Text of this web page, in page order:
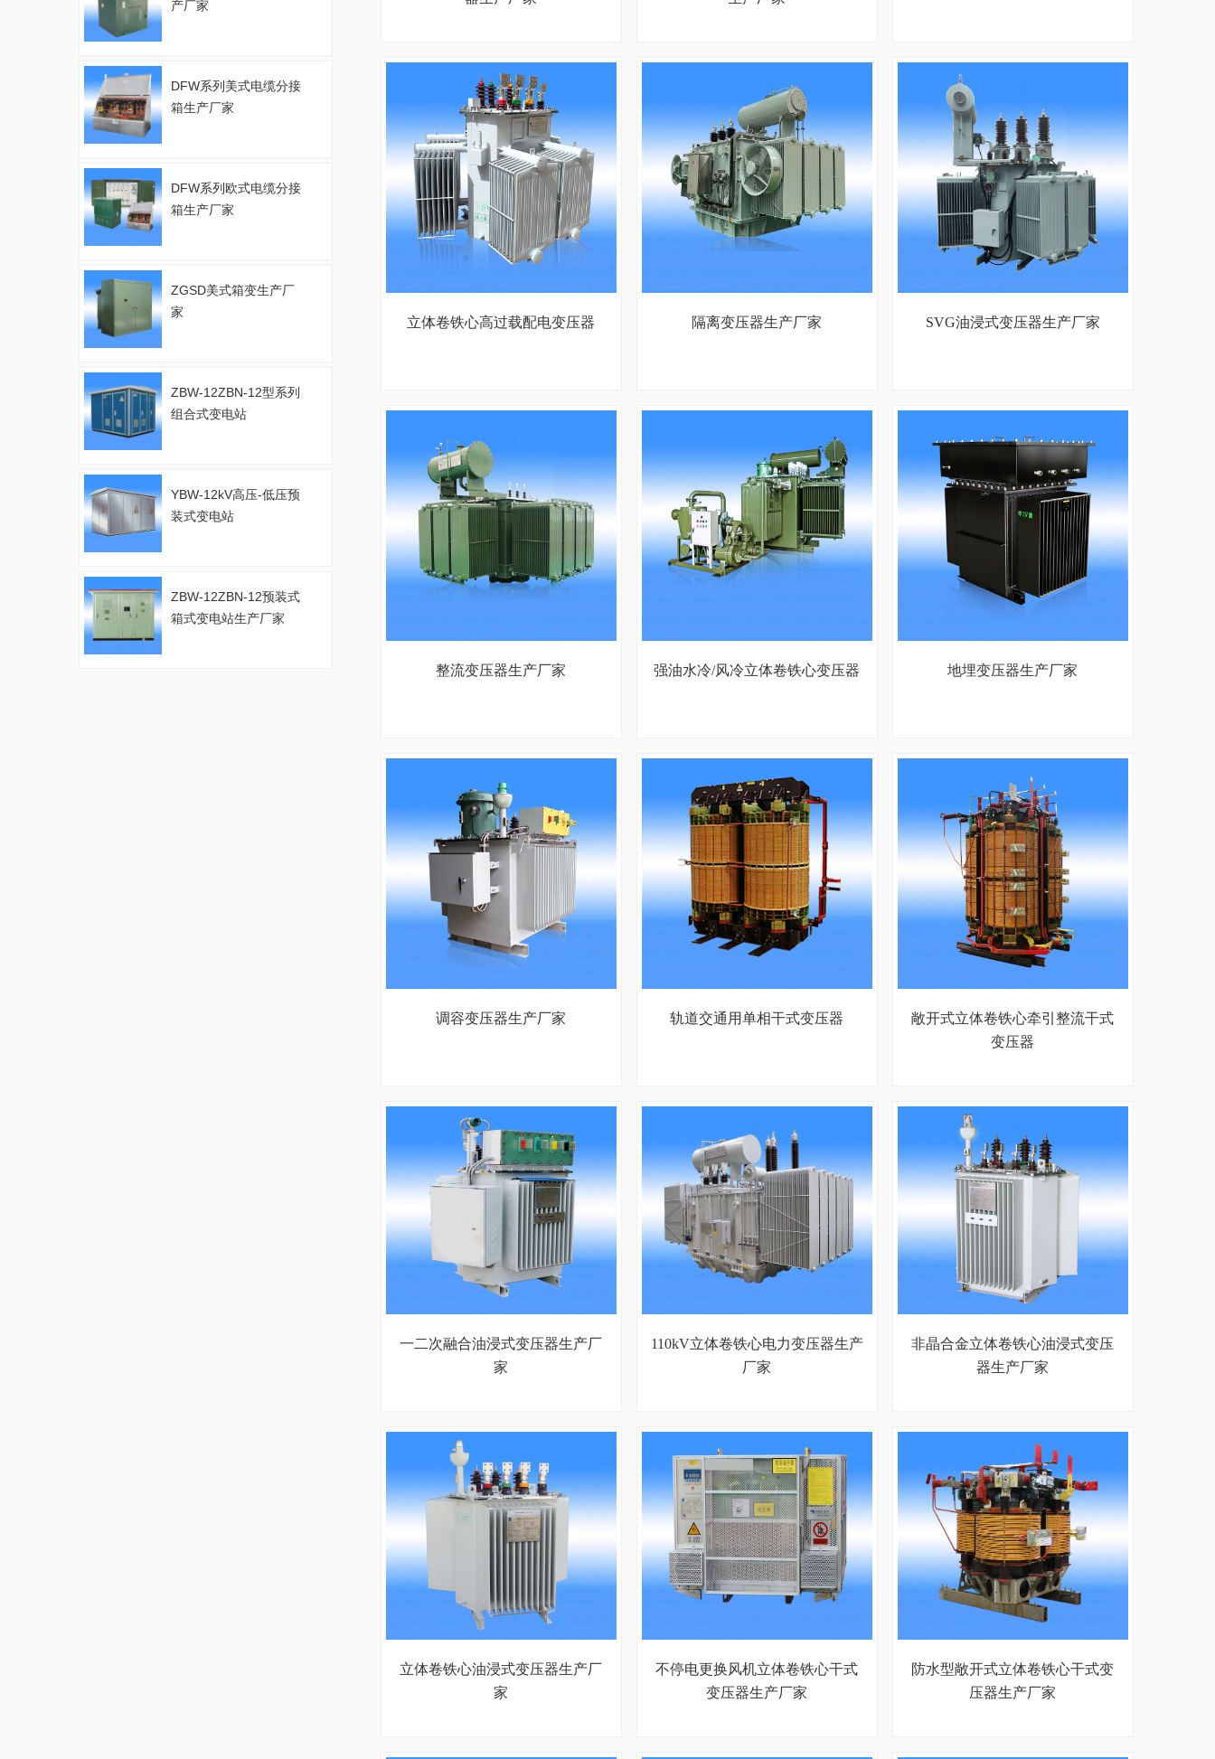
立体卷铁心高过载配电变压器 隔离变压器生产厂家 SVG油浸式变压器生产厂家
整流变压器生产厂家 强油水冷/风冷立体卷铁心变压器 地埋变压器生产厂家
调容变压器生产厂家 轨道交通用单相干式变压器
敞开式立体卷铁心牵引整流干式
变压器
一二次融合油浸式变压器生产厂
家
110kV立体卷铁心电力变压器生产
厂家
非晶合金立体卷铁心油浸式变压
器生产厂家
立体卷铁心油浸式变压器生产厂
家
不停电更换风机立体卷铁心干式
变压器生产厂家
防水型敞开式立体卷铁心干式变
压器生产厂家
产厂家
DFW系列美式电缆分接
箱生产厂家
DFW系列欧式电缆分接
箱生产厂家
ZGSD美式箱变生产厂
家
ZBW-12ZBN-12型系列
组合式变电站
YBW-12kV高压-低压预
装式变电站
ZBW-12ZBN-12预装式
箱式变电站生产厂家